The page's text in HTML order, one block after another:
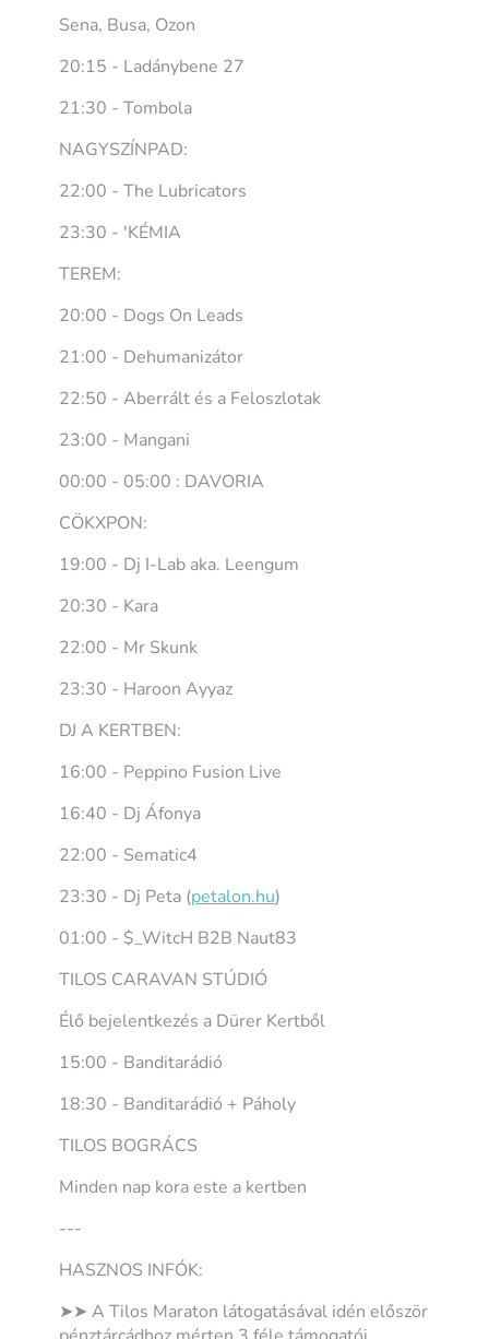
Sena, Busa, Ozon
20:15 - Ladánybene 27
21:30 - Tombola
NAGYSZÍNPAD:
22:00 - The Lubricators
23:30 - 'KÉMIA
TEREM:
20:00 - Dogs On Leads
21:00 - Dehumanizátor
22:50 - Aberrált és a Feloszlotak
23:00 - Mangani
00:00 - 05:00 : DAVORIA
CÖKXPON:
19:00 - Dj I-Lab aka. Leengum
20:30 - Kara
22:00 - Mr Skunk
23:30 - Haroon Ayyaz
DJ A KERTBEN:
16:00 - Peppino Fusion Live
16:40 - Dj Áfonya
22:00 - Sematic4
23:30 - Dj Peta (petalon.hu)
01:00 - $_WitcH B2B Naut83
TILOS CARAVAN STÚDIÓ
Élő bejelentkezés a Dürer Kertből
15:00 - Banditarádió
18:30 - Banditarádió + Páholy
TILOS BOGRÁCS
Minden nap kora este a kertben
---
HASZNOS INFÓK:
➤➤ A Tilos Maraton látogatásával idén először